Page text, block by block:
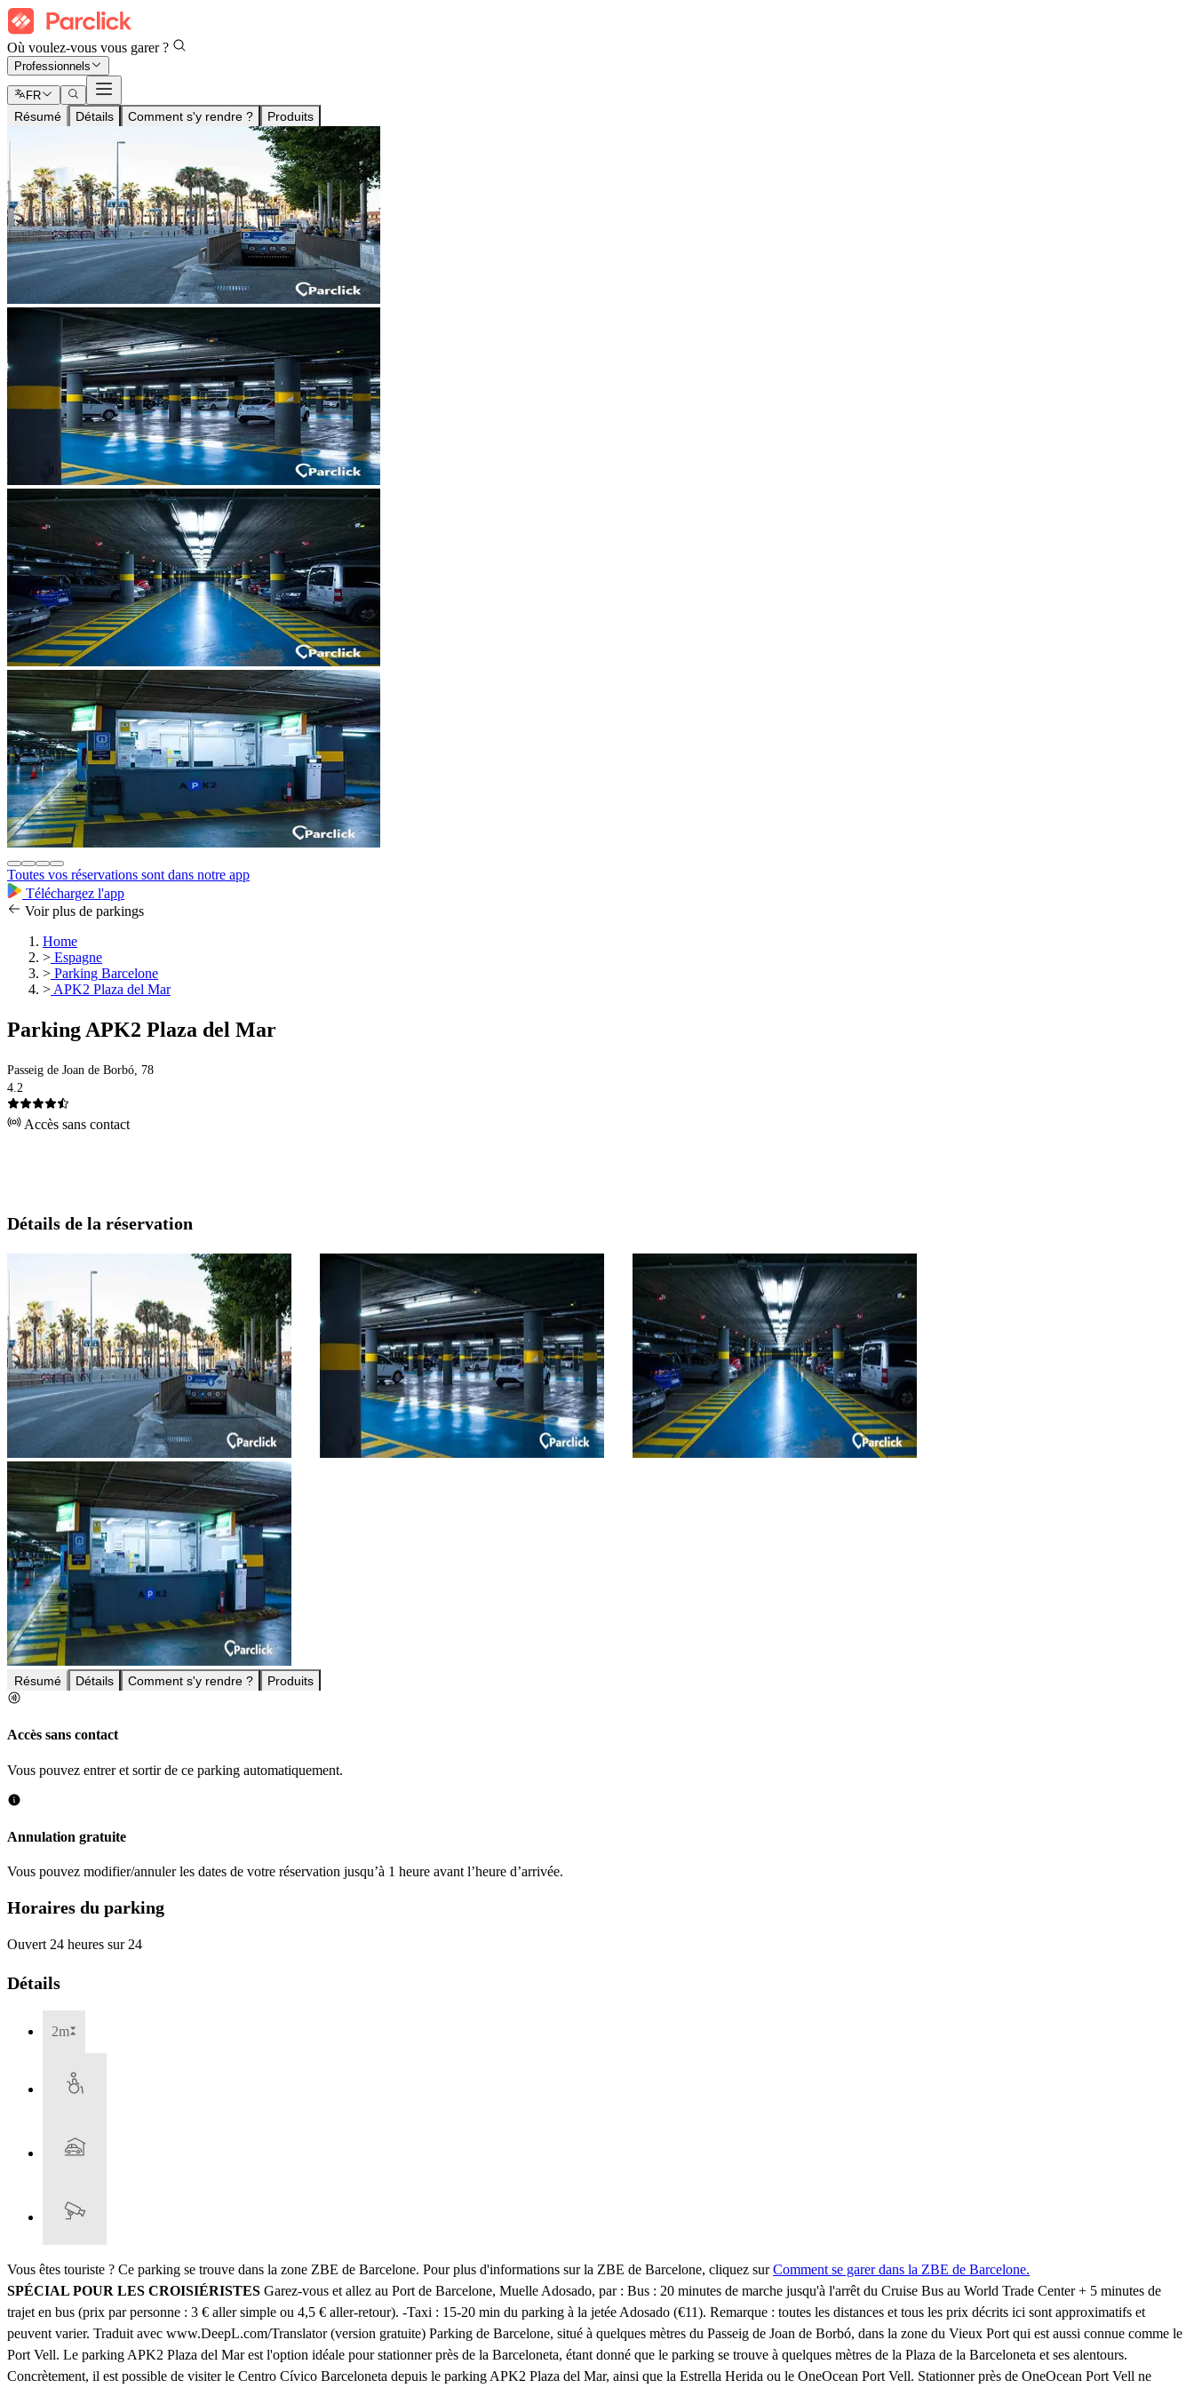
Où voulez-vous vous garer ?
Professionnels
FR
Résumé Détails Comment s'y rendre ? Produits
Toutes vos réservations sont dans notre app
Téléchargez l'app
Voir plus de parkings
Home
> Espagne
> Parking Barcelone
> APK2 Plaza del Mar
Parking APK2 Plaza del Mar
Passeig de Joan de Borbó, 78
4.2
Accès sans contact
Détails de la réservation
Résumé Détails Comment s'y rendre ? Produits
Accès sans contact
Vous pouvez entrer et sortir de ce parking automatiquement.
Annulation gratuite
Vous pouvez modifier/annuler les dates de votre réservation jusqu’à 1 heure avant l’heure d’arrivée.
Horaires du parking
Ouvert 24 heures sur 24
Détails
2m
Vous êtes touriste ? Ce parking se trouve dans la zone ZBE de Barcelone. Pour plus d'informations sur la ZBE de Barcelone, cliquez surComment se garer dans la ZBE de Barcelone.
SPÉCIAL POUR LES CROISIÉRISTES Garez-vous et allez au Port de Barcelone, Muelle Adosado, par : Bus : 20 minutes de marche jusqu'à l'arrêt du Cruise Bus au World Trade Center + 5 minutes de
trajet en bus (prix par personne : 3 € aller simple ou 4,5 € aller-retour). -Taxi : 15-20 min du parking à la jetée Adosado (€11). Remarque : toutes les distances et tous les prix décrits ici sont approximatifs et
peuvent varier. Traduit avec www.DeepL.com/Translator (version gratuite) Parking de Barcelone, situé à quelques mètres du Passeig de Joan de Borbó, dans la zone du Vieux Port qui est aussi connue comme le
Port Vell. Le parking APK2 Plaza del Mar est l'option idéale pour stationner près de la Barceloneta, étant donné que le parking se trouve à quelques mètres de la Plaza de la Barceloneta et ses alentours.
Concrètement, il est possible de visiter le Centro Cívico Barceloneta depuis le parking APK2 Plaza del Mar, ainsi que la Estrella Herida ou le OneOcean Port Vell. Stationner près de OneOcean Port Vell ne